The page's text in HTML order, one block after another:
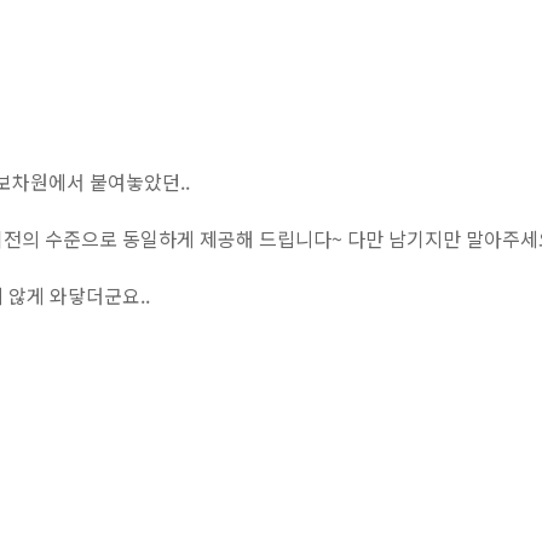
차원에서 붙여놓았던..
의 수준으로 동일하게 제공해 드립니다~ 다만 남기지만 말아주
않게 와닿더군요..